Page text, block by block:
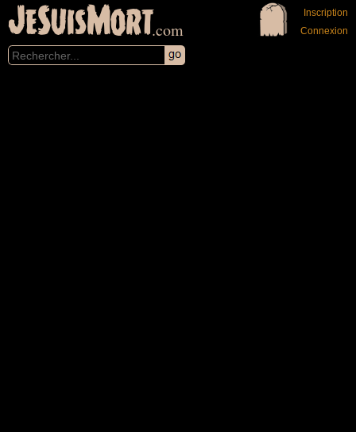
JeSuisMort.com
Inscription
Connexion